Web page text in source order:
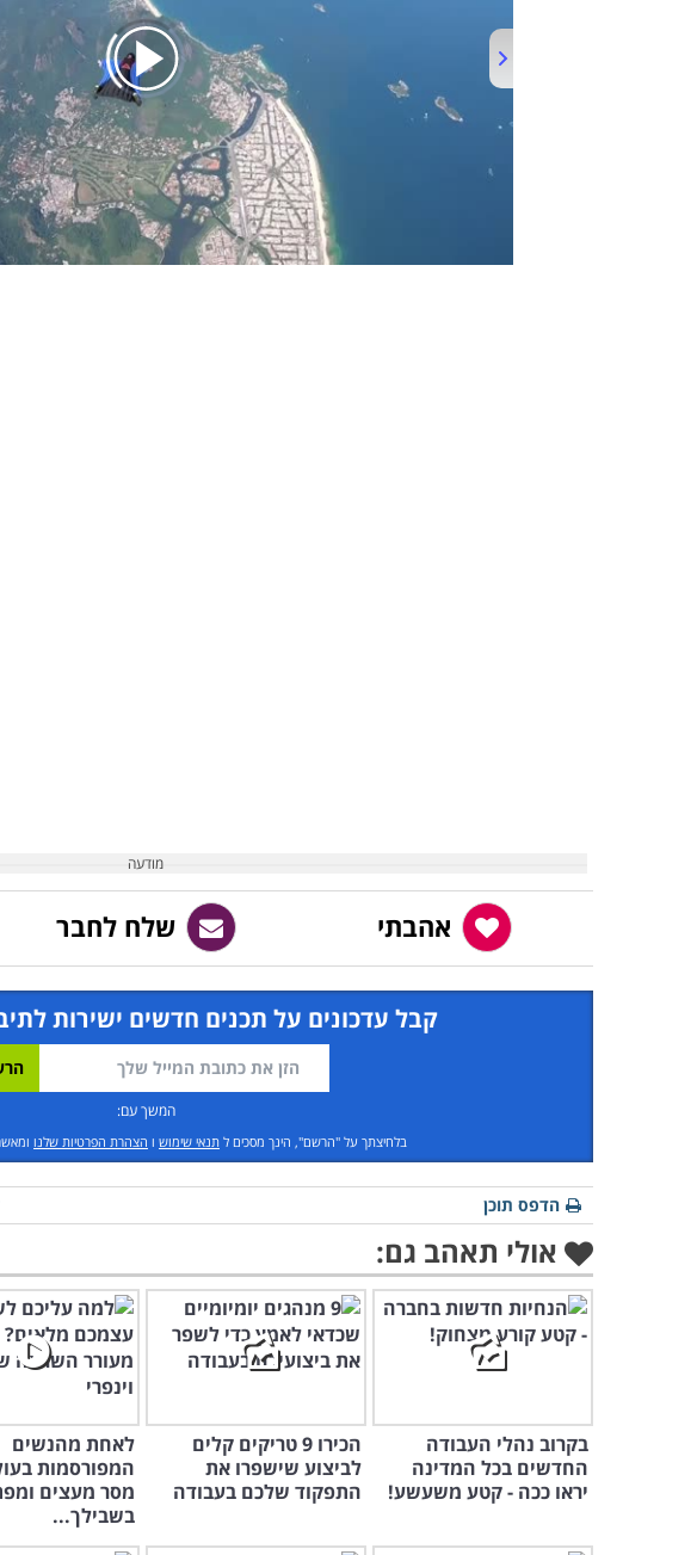
אהבתי שלח לחבר
קבל עדכונים על תכנים חדשים ישירות
המשך עם:
בלחיצתך על "הרשם", הינך מסכים ל תנאי שימוש ו הצהרת הפרטיות שלנו
הדפס תוכן
אולי תאהב גם:
בקרוב נהלי העבודה
החדשים בכל המדינה
יראו ככה - קטע משעשע!
הכירו 9 טריקים קלים
לביצוע שישפרו את
התפקוד שלכם בעבודה
לאחת מהנשים
המפורסמות
מסר מעצים
בשבילך...